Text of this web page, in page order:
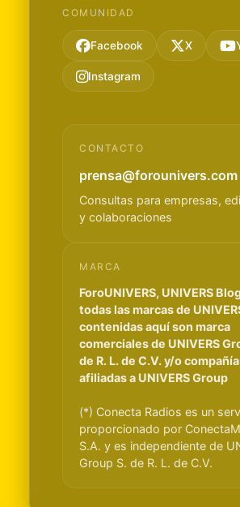
COMUNIDAD
Facebook X
Instagram
CONTACTO
prensa@forounivers.com
Consultas para empresas,
y colaboraciones
MARCA
ForoUNIVERS, UNIVERS
todas las marcas de
contenidas aquí son marca
comerciales de UNIVERS
de R. L. de C.V. y/o
afiliadas a UNIVERS Group
(*) Conecta Radios es un
proporcionado por
S.A. y es independiente de
Group S. de R. L. de C.V.